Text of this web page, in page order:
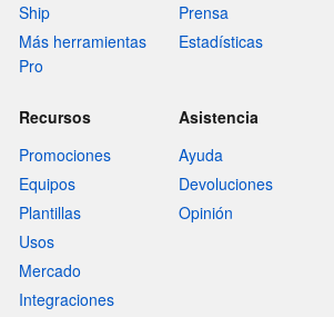
Ship
Más herramientas
Pro
Prensa
Estadísticas
Recursos
Promociones
Equipos
Plantillas
Usos
Mercado
Integraciones
Asistencia
Ayuda
Devoluciones
Opinión